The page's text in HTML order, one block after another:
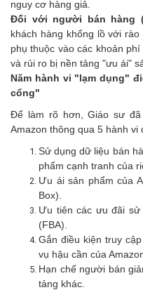
nguy cơ hàng giả.
Đối với người bán hàng
khách hàng khổng lồ với
phụ thuộc vào các khoản
và rủi ro bị nền tảng "ưu ái"
Năm hành vi "lạm dụng"
cổng"
Để làm rõ hơn, Giáo sư
Amazon thông qua 5 hành
Sử dụng dữ liệu bán
phẩm cạnh tranh của
Ưu ái sản phẩm của
Box).
Ưu tiên các ưu đãi sử
(FBA).
Gắn điều kiện truy
vụ hậu cần của
Hạn chế người bán
tảng khác.